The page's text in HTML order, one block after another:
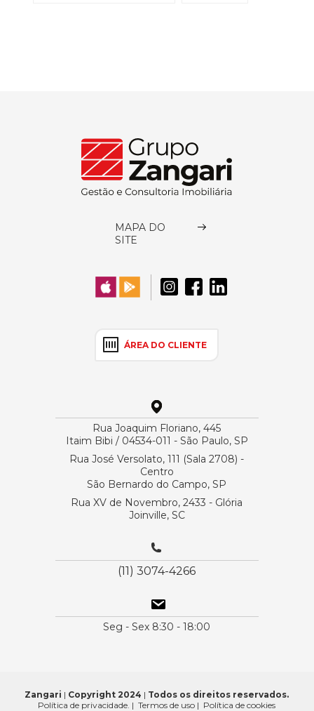
MAPA DO
SITE
ÁREA DO CLIENTE
Rua Joaquim Floriano, 445
Itaim Bibi / 04534-011 - São Paulo, SP
Rua José Versolato, 111 (Sala 2708) -
Centro
São Bernardo do Campo, SP
Rua XV de Novembro, 2433 - Glória
Joinville, SC
(11) 3074-4266
Seg - Sex 8:30 - 18:00
Zangari | Copyright 2024 | Todos os direitos reservados.
Política de privacidade. |Termos de uso | Política de cookies